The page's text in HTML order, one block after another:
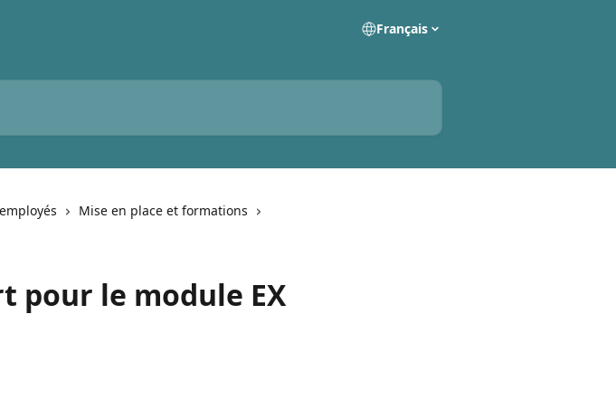
Français
Mise en place et formations
pour le module EX